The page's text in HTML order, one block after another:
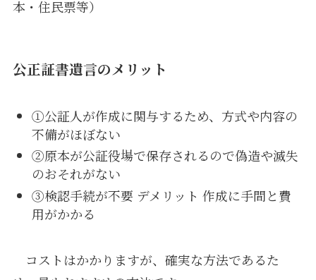
本・住民票等）
公正証書遺言のメリット
①公証人が作成に関与するため、方式や内容の
不備がほぼない
②原本が公証役場で保存されるので偽造や滅失
のおそれがない
③検認手続が不要 デメリット 作成に手間と費
用がかかる
コストはかかりますが、確実な方法であるた